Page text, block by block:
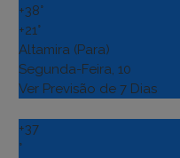
+38°
+21°
Altamira (Para)
Segunda-Feira, 10
Ver Previsão de 7 Dias
+37
°